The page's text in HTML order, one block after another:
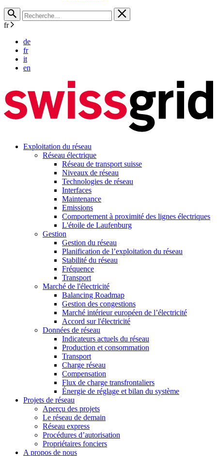
fr
de
fr
it
en
Exploitation du réseau
Réseau électrique
Réseau de transport suisse
Niveaux de réseau
Technologies de réseau
Interfaces
Maintenance
Emissions
Comportement à proximité des lignes électriques
L'étoile de Laufenburg
Gestion
Gestion du réseau
Planification de l’exploitation du réseau
Stabilité du réseau
Fréquence
Transport
Marché de l'électricité
Balancing Roadmap
Gestion des congestions
Marché intérieur européen de l’électricité
Accord sur l'électricité
Données de réseau
Indicateurs actuels du réseau
Production et consommation
Transport
Charge réseau
Compensation
Flux de charge transfrontaliers
Énergie de réglage et bilan du système
Projets de réseau
Aperçu des projets
Le réseau de demain
Réseau express
Procédures d’autorisation
Propriétaires fonciers
A propos de nous